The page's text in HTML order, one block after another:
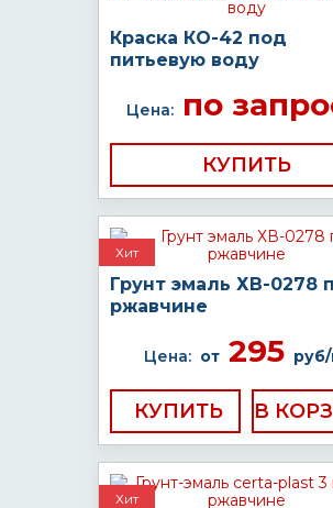
Краска КО-42 под
питьевую воду
Цена:по
КУПИТЬ
Хит
Грунт эмаль ХВ-0278
ржавчине
Цена: от295 руб/
КУПИТЬ
Хит